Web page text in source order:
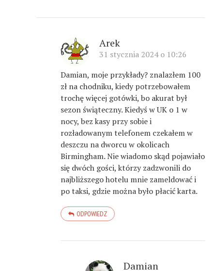
Arek
31 stycznia 2024 o 10:26
Damian, moje przykłady? znalazłem 100
zł na chodniku, kiedy potrzebowałem
trochę więcej gotówki, bo akurat był
sezon świąteczny. Kiedyś w UK o 1 w
nocy, bez kasy przy sobie i
rozładowanym telefonem czekałem w
deszczu na dworcu w okolicach
Birmingham. Nie wiadomo skąd pojawiało
się dwóch gości, którzy zadzwonili do
najbliższego hotelu mnie zameldować i
po taksi, gdzie można było płacić karta.
ODPOWIEDZ
Damian